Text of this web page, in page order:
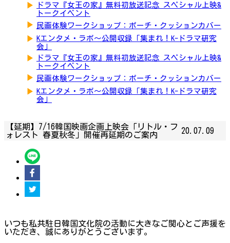
▶
ドラマ『女王の家』無料初放送記念 スペシャル上映&
トークイベント
▶ 民画体験ワークショップ：ポーチ・クッションカバー
▶ Kエンタメ・ラボ～公開収録「集まれ！K-ドラマ研究
会」
▶
ドラマ『女王の家』無料初放送記念 スペシャル上映&
トークイベント
▶ 民画体験ワークショップ：ポーチ・クッションカバー
▶ Kエンタメ・ラボ～公開収録「集まれ！K-ドラマ研究
会」
【延期】7/16韓国映画企画上映会「リトル・フ
ォレスト 春夏秋冬」開催再延期のご案内
20.07.09
いつも私共駐日韓国文化院の活動に大きなご関心とご声援を
いただき、誠にありがとうございます。